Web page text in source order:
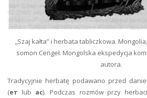
„Szaj kałta” i herbata tabliczkowa.
somon Cengeł. Mongolska ekspedycja
autora.
Tradycyjnie herbatę podawano przed
(ет lub ас). Podczas rozmów przy